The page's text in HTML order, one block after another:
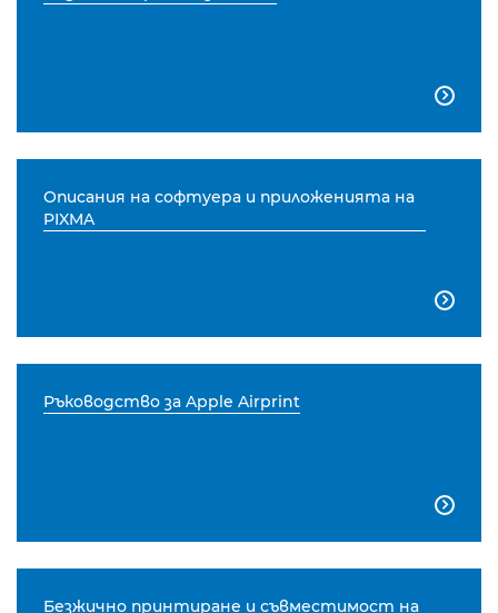

Описания на софтуера и приложенията на
PIXMA

Ръководство за Apple Airprint

Безжично принтиране и съвместимост на